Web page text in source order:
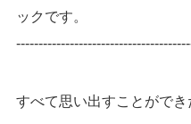
ックです。
すべて思い出すことができ